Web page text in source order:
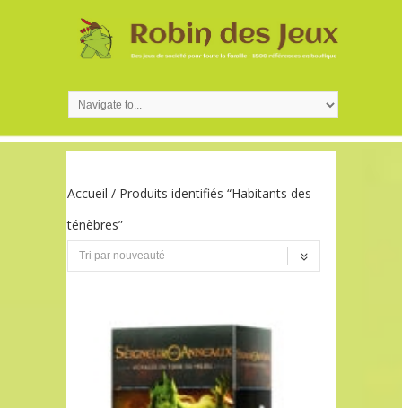
Accueil / Produits identifiés “Habitants des
ténèbres”